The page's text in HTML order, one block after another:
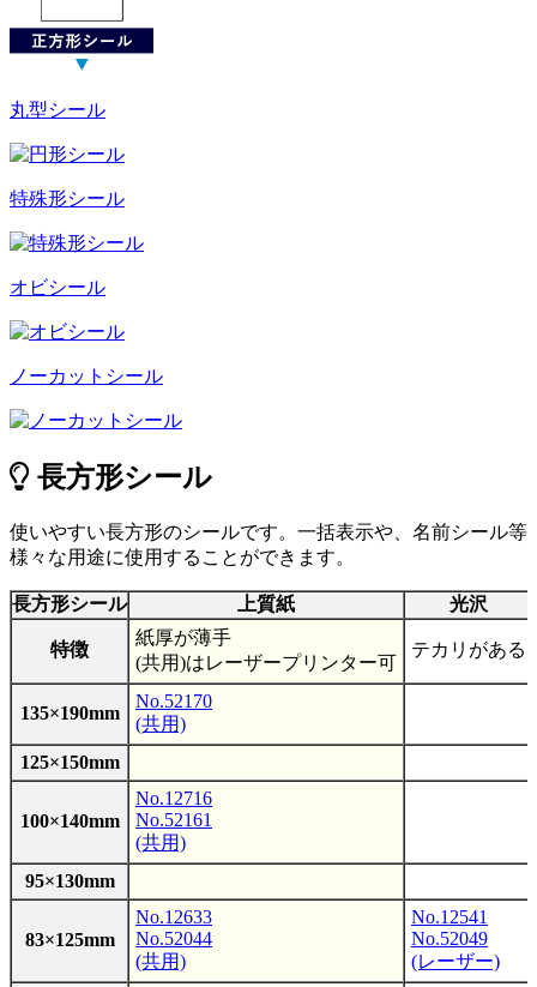
丸型シール
特殊形シール
オビシール
ノーカットシール
長方形シール
使いやすい長方形のシールです。一括表示や、名前シール等
様々な用途に使用することができます。
長方形シール 上質紙 光沢
特徴
紙厚が薄手
(共用)はレーザープリンター可
テカリがある
135×190mm
No.52170
(共用)
125×150mm
100×140mm
No.12716
No.52161
(共用)
95×130mm
83×125mm
No.12633
No.52044
(共用)
No.12541
No.52049
(レーザー)